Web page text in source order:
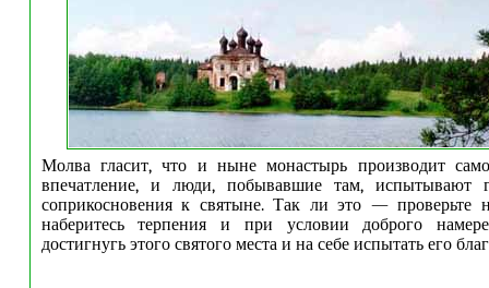
Молва гласит, что и ныне монастырь производит
впечатление, и люди, побывавшие там, испытывают
соприкосновения к святыне. Так ли это — проверьте
наберитесь терпения и при условии доброго
достигнугь этого святого места и на себе испытать его